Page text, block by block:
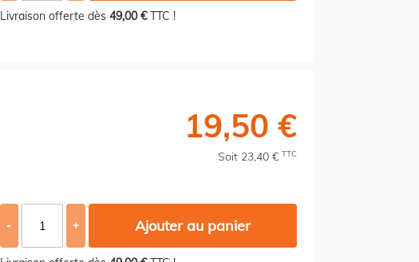
Livraison offerte dès 49,00 €TTC !
19,50 €
Soit 23,40 € TTC
- + Ajouter au panier